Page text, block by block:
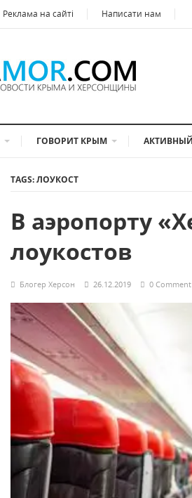
Реклама на сайті Написати нам
ГОВОРИТ КРЫМ
TAGS: ЛОУКОСТ
В аэропорту
лоукостов
Блогер Херсон 26.12.2019 0 Comment